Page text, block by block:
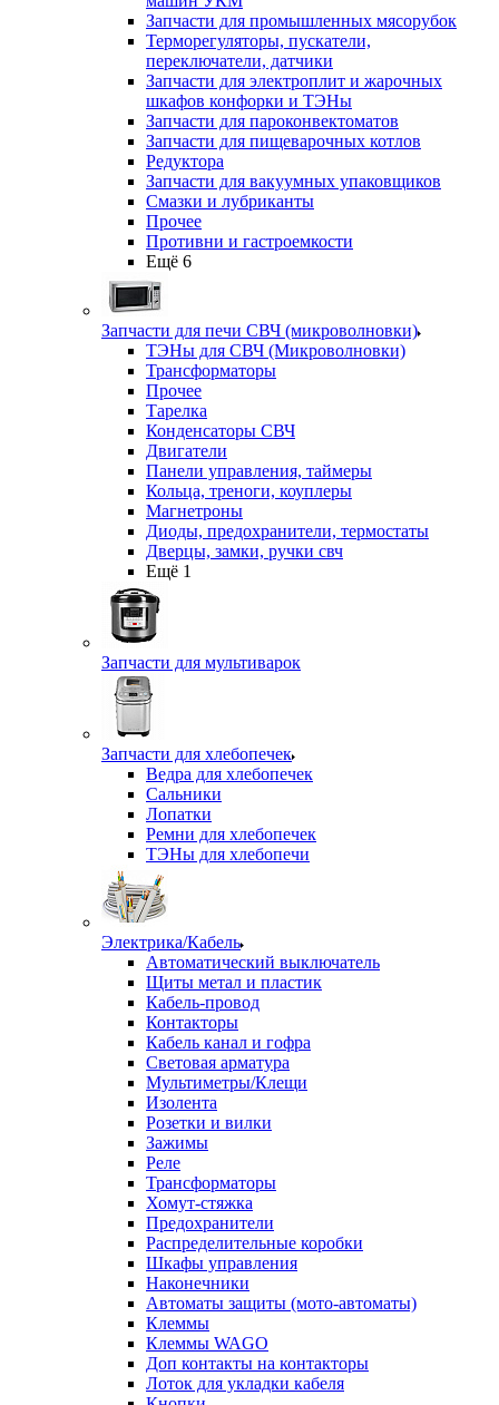
Запчасти для промышленных мясорубок
Терморегуляторы, пускатели,
переключатели, датчики
Запчасти для электроплит и жарочных
шкафов конфорки и ТЭНы
Запчасти для пароконвектоматов
Запчасти для пищеварочных котлов
Редуктора
Запчасти для вакуумных упаковщиков
Смазки и лубриканты
Прочее
Противни и гастроемкости
Ещё 6
Запчасти для печи СВЧ (микроволновки)
ТЭНы для СВЧ (Микроволновки)
Трансформаторы
Прочее
Тарелка
Конденсаторы СВЧ
Двигатели
Панели управления, таймеры
Кольца, треноги, коуплеры
Магнетроны
Диоды, предохранители, термостаты
Дверцы, замки, ручки свч
Ещё 1
Запчасти для мультиварок
Запчасти для хлебопечек
Ведра для хлебопечек
Сальники
Лопатки
Ремни для хлебопечек
ТЭНы для хлебопечи
Электрика/Кабель
Автоматический выключатель
Щиты метал и пластик
Кабель-провод
Контакторы
Кабель канал и гофра
Световая арматура
Мультиметры/Клещи
Изолента
Розетки и вилки
Зажимы
Реле
Трансформаторы
Хомут-стяжка
Предохранители
Распределительные коробки
Шкафы управления
Наконечники
Автоматы защиты (мото-автоматы)
Клеммы
Клеммы WAGO
Доп контакты на контакторы
Лоток для укладки кабеля